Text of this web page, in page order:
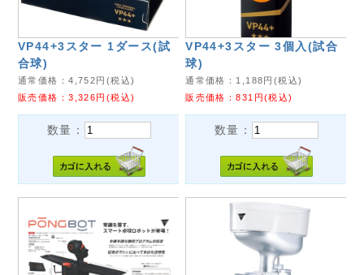
VP44+3スター 1ダース(試
合球)
通常価格：4,752 円(税込)
販売価格：3,326 円(税込)
数量：
VP44+3スター 3個入(試合
球)
通常価格： 1,188 円(税込)
販売価格：831 円(税込)
数量：